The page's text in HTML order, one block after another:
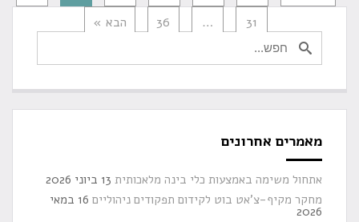
31
…
36 הבא »
מאמרים אחרונים
אתחול משימה באמצעות כלי בינה מלאכותית 13 ביוני 2026
מחקר מקיף-צ'אט בוט לקידום תפקודים ניהוליים
16 במאי
2026